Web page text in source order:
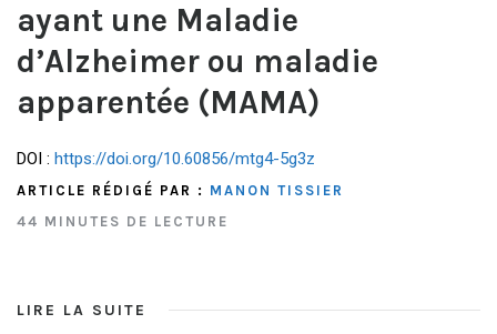
ayant une Maladie
d’Alzheimer ou maladie
apparentée (MAMA)
DOI : https://doi.org/10.60856/mtg4-5g3z
ARTICLE RÉDIGÉ PAR : MANON TISSIER
44 MINUTES DE LECTURE
LIRE LA SUITE